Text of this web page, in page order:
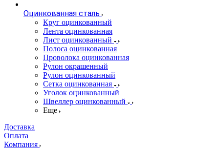
Оцинкованная сталь
Круг оцинкованный
Лента оцинкованная
Лист оцинкованный
Полоса оцинкованная
Проволока оцинкованная
Рулон окрашенный
Рулон оцинкованный
Сетка оцинкованная
Уголок оцинкованный
Швеллер оцинкованный
Еще
Доставка
Оплата
Компания